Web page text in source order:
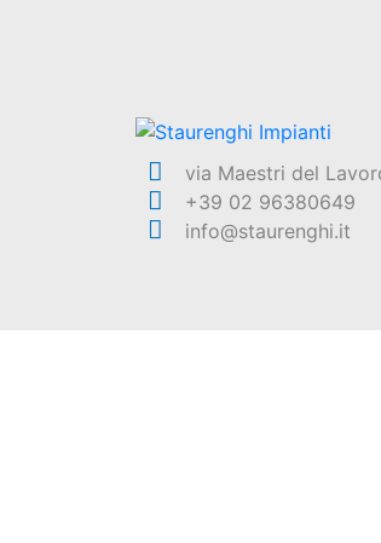
via Maestri del
+39 02 96380649
info@staurenghi.it